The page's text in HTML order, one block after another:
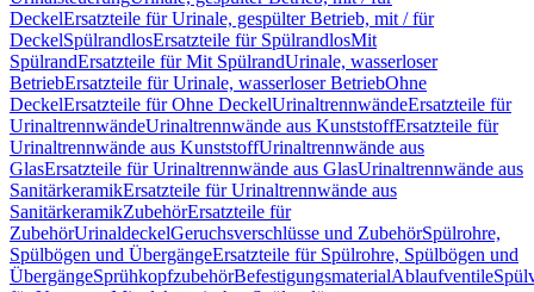
DeckelErsatzteile für Urinale, gespülter Betrieb, mit / für
DeckelSpülrandlosErsatzteile für SpülrandlosMit
SpülrandErsatzteile für Mit SpülrandUrinale, wasserloser
BetriebErsatzteile für Urinale, wasserloser BetriebOhne
DeckelErsatzteile für Ohne DeckelUrinaltrennwändeErsatzteile für
UrinaltrennwändeUrinaltrennwände aus KunststoffErsatzteile für
Urinaltrennwände aus KunststoffUrinaltrennwände aus
GlasErsatzteile für Urinaltrennwände aus GlasUrinaltrennwände aus
SanitärkeramikErsatzteile für Urinaltrennwände aus
SanitärkeramikZubehörErsatzteile für
ZubehörUrinaldeckelGeruchsverschlüsse und ZubehörSpülrohre,
Spülbögen und ÜbergängeErsatzteile für Spülrohre, Spülbögen und
ÜbergängeSprühkopfzubehörBefestigungsmaterialAblaufventile